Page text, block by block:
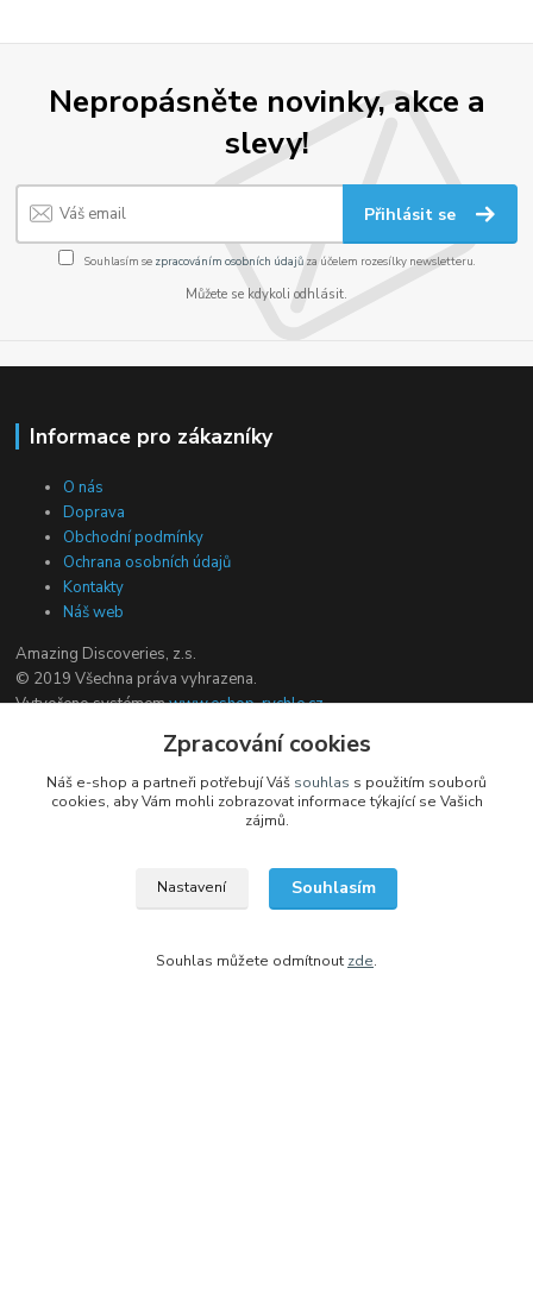
Nepropásněte novinky, akce a
slevy!
Přihlásit se
Souhlasím se zpracováním osobních údajůza účelem rozesílky newsletteru.
Můžete se kdykoli odhlásit.
Informace pro zákazníky
O nás
Doprava
Obchodní podmínky
Ochrana osobních údajů
Kontakty
Náš web
Amazing Discoveries, z.s.
© 2019 Všechna práva vyhrazena.
Vytvořeno systémemwww.eshop-rychle.cz
Podpořte nás
podporovatelů, abychom mohli zajistit co nejnižší ceny.
www.ADCZ.cz/podporte-nas
Zpracování cookies
Náš e-shop a partneři potřebují Váš souhlas s použitím souborů
cookies, aby Vám mohli zobrazovat informace týkající se Vašich
zájmů.
Nastavení Souhlasím
Souhlas můžete odmítnout zde.